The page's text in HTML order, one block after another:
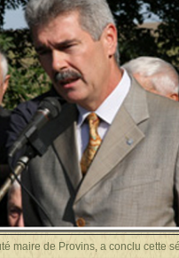
Provins, a conclu cette